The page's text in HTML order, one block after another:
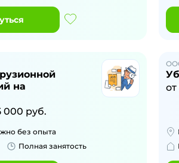
на
000 руб.
без опыта
Полная занятость
от